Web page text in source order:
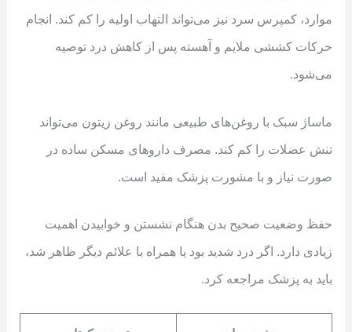
موارد، کمپرس سرد نیز می‌تواند التهاب اولیه را کم کند. انجام
حرکات کششی ملایم و آهسته پس از کاهش درد توصیه
می‌شود.
ماساژ سبک با روغن‌های طبیعی مانند روغن زیتون می‌تواند
تنش عضلات را کم کند. مصرف داروهای مسکن ساده در
صورت نیاز و با مشورت پزشک مفید است.
حفظ وضعیت صحیح بدن هنگام نشستن و خوابیدن اهمیت
زیادی دارد. اگر درد شدید بود یا همراه با علائم دیگر ظاهر شد،
باید به پزشک مراجعه کرد.